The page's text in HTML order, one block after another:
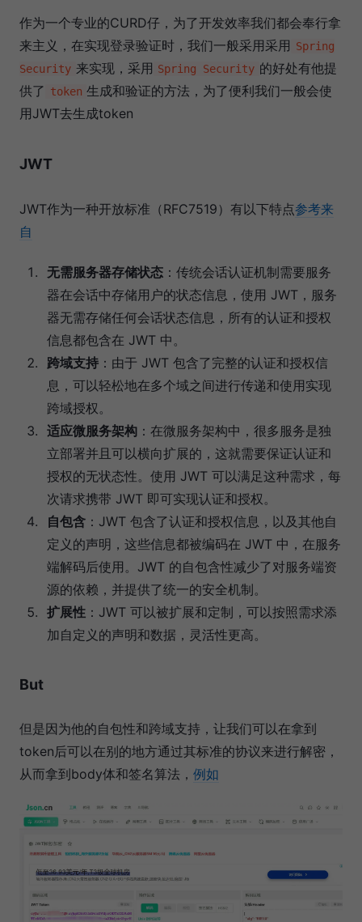
作为一个专业的CURD仔，为了开发效率我们都会奉行拿
来主义，在实现登录验证时，我们一般采用采用 Spring
Security 来实现，采用 Spring Security 的好处有他提
供了 token 生成和验证的方法，为了便利我们一般会使
用JWT去生成token
JWT
JWT作为一种开放标准（RFC7519）有以下特点参考来
自
无需服务器存储状态 ：传统会话认证机制需要服务
器在会话中存储用户的状态信息，使用 JWT，服务
器无需存储任何会话状态信息，所有的认证和授权
信息都包含在 JWT 中。
跨域支持 ：由于 JWT 包含了完整的认证和授权信
息，可以轻松地在多个域之间进行传递和使用实现
跨域授权。
适应微服务架构 ：在微服务架构中，很多服务是独
立部署并且可以横向扩展的，这就需要保证认证和
授权的无状态性。使用 JWT 可以满足这种需求，每
次请求携带 JWT 即可实现认证和授权。
自包含 ：JWT 包含了认证和授权信息，以及其他自
定义的声明，这些信息都被编码在 JWT 中，在服务
端解码后使用。JWT 的自包含性减少了对服务端资
源的依赖，并提供了统一的安全机制。
扩展性 ：JWT 可以被扩展和定制，可以按照需求添
加自定义的声明和数据，灵活性更高。
But
但是因为他的自包性和跨域支持，让我们可以在拿到
token后可以在别的地方通过其标准的协议来进行解密，
从而拿到body体和签名算法， 例如